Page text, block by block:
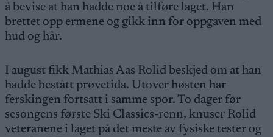
å bevise at han hadde noe å tilføre laget. Han
brettet opp ermene og gikk inn for oppgaven med
hud og hår.
I august fikk Mathias Aas Rolid beskjed om at han
hadde bestått prøvetida. Utover høsten har
ferskingen fortsatt i samme spor. To dager før
sesongens første Ski Classics-renn, knuser Rolid
veteranene i laget på det meste av fysiske tester og